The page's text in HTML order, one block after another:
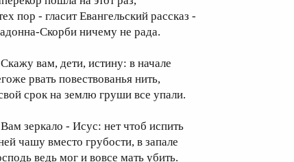
пор - гласит Евангельский рассказ -
Скорби ничему не рада.
вам, дети, истину: в начале
рвать повествованья нить,
срок на землю груши все упали.
зеркало - Исус: нет чтоб испить
чашу вместо грубости, в запале
ведь мог и вовсе мать убить.